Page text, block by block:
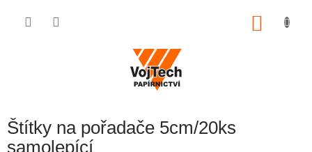
Štítky na pořadače 5cm/20ks
samolepící